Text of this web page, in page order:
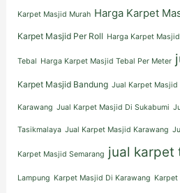
Karpet Masjid Murah Harga Karpet
Karpet Masjid Per Roll Harga Karpet
Tebal Harga Karpet Masjid Tebal Per Meter
Karpet Masjid Bandung Jual Karpet Masjid
Karawang Jual Karpet Masjid Di Sukabumi
Tasikmalaya Jual Karpet Masjid Karawang
Karpet Masjid Semarang jual karpet
Lampung Karpet Masjid Di Karawang Karpet